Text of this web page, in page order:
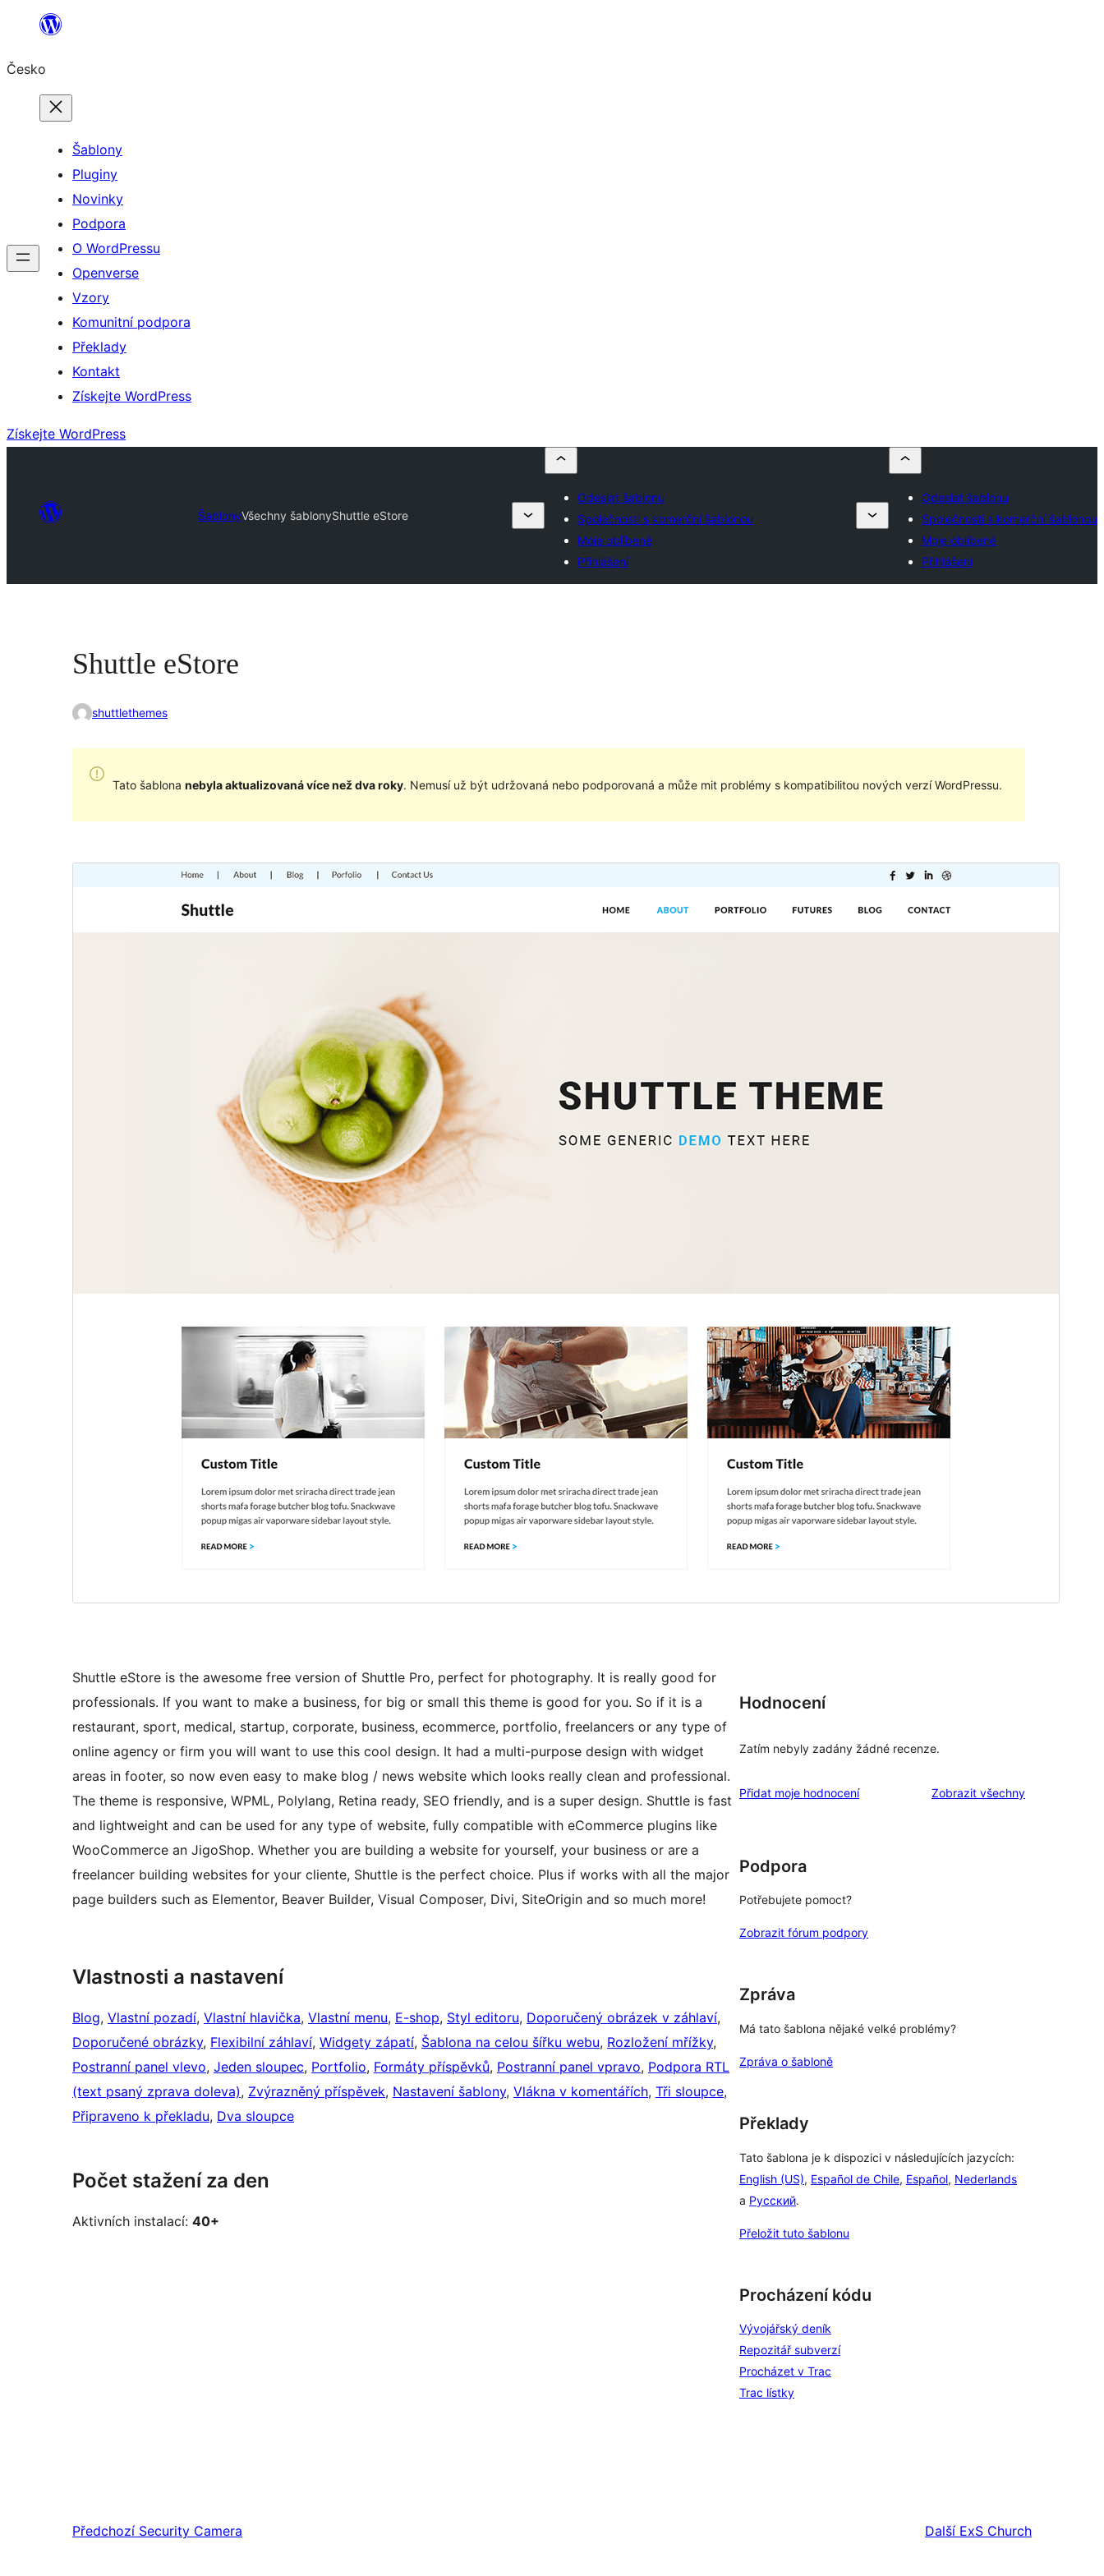
Přeskočit
obsah
Česko
Šablony
Pluginy
Novinky
Podpora
O WordPressu
Openverse
Vzory
Komunitní podpora
Překlady
Kontakt
Získejte WordPress
Získejte WordPress
ŠablonyVšechny šablonyShuttle eStore
Odeslat šablonu
Společnosti s komerční šablonou
Moje oblíbené
Přihlášení
Odeslat šablonu
Společnosti s komerční šablonou
Moje oblíbené
Přihlášení
Shuttle eStore
shuttlethemes
Tato šablona nebyla aktualizovaná více než dva roky. Nemusí už být udržovaná nebo podporovaná a může mit problémy s kompatibilitou nových verzí WordPressu.
Aktivní instalace
Verze WordPressu
Domovská stránka šablony
Shuttle eStore is the awesome free version of Shuttle Pro, perfect for photography. It is really good for
professionals. If you want to make a business, for big or small this theme is good for you. So if it is a
restaurant, sport, medical, startup, corporate, business, ecommerce, portfolio, freelancers or any type of
online agency or firm you will want to use this cool design. It had a multi-purpose design with widget
areas in footer, so now even easy to make blog / news website which looks really clean and professional.
The theme is responsive, WPML, Polylang, Retina ready, SEO friendly, and is a super design. Shuttle is fast
and lightweight and can be used for any type of website, fully compatible with eCommerce plugins like
WooCommerce an JigoShop. Whether you are building a website for yourself, your business or are a
freelancer building websites for your cliente, Shuttle is the perfect choice. Plus if works with all the major
page builders such as Elementor, Beaver Builder, Visual Composer, Divi, SiteOrigin and so much more!
Vlastnosti a nastavení
Blog, Vlastní pozadí, Vlastní hlavička, Vlastní menu, E-shop, Styl editoru, Doporučený obrázek v záhlaví
Doporučené obrázky, Flexibilní záhlaví, Widgety zápatí, Šablona na celou šířku webu, Rozložení mřížky
Postranní panel vlevo, Jeden sloupec, Portfolio, Formáty příspěvků, Postranní panel vpravo, Podpora RTL
(text psaný zprava doleva), Zvýrazněný příspěvek, Nastavení šablony, Vlákna v komentářích, Tři sloupce
Připraveno k překladu, Dva sloupce
Počet stažení za den
Aktivních instalací: 40+
Hodnocení
Zatím nebyly zadány žádné recenze.
Přidat moje hodnocení Zobrazit všechnyrecenze
Podpora
Potřebujete pomoct?
Zobrazit fórum podpory
Zpráva
Má tato šablona nějaké velké problémy?
Zpráva o šabloně
Překlady
Tato šablona je k dispozici v následujících jazycích:
English (US), Español de Chile, Español, Nederlands
a Русский.
Přeložit tuto šablonu
Procházení kódu
Vývojářský deník
Repozitář subverzí
Procházet v Trac
Trac lístky
Předchozí Security Camera Další ExS Church